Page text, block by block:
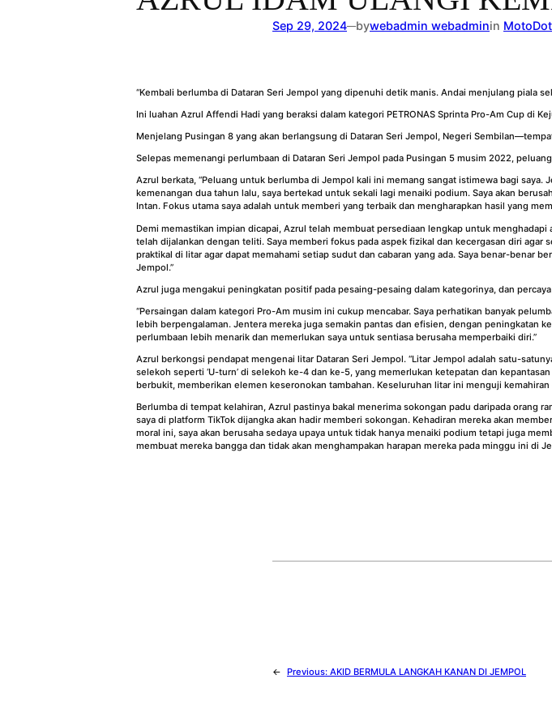
Sep 29, 2024—bywebadmin webadminin
“Kembali berlumba di Dataran Seri Jempol yang dipenuhi detik manis. Andai menjulang piala
Ini luahan Azrul Affendi Hadi yang beraksi dalam kategori PETRONAS Sprinta Pro-Am Cup di
Menjelang Pusingan 8 yang akan berlangsung di Dataran Seri Jempol, Negeri
Selepas memenangi perlumbaan di Dataran Seri Jempol pada Pusingan 5 musim 2022,
Azrul berkata, “Peluang untuk berlumba di Jempol kali ini memang sangat istimewa bagi
kemenangan dua tahun lalu, saya bertekad untuk sekali lagi menaiki podium. Saya akan
Intan. Fokus utama saya adalah untuk memberi yang terbaik dan mengharapkan hasil yang
Demi memastikan impian dicapai, Azrul telah membuat persediaan lengkap untuk
telah dijalankan dengan teliti. Saya memberi fokus pada aspek fizikal dan kecergasan diri
praktikal di litar agar dapat memahami setiap sudut dan cabaran yang ada. Saya benar-benar
Jempol.”
Azrul juga mengakui peningkatan positif pada pesaing-pesaing dalam kategorinya, dan
“Persaingan dalam kategori Pro-Am musim ini cukup mencabar. Saya perhatikan banyak
lebih berpengalaman. Jentera mereka juga semakin pantas dan efisien, dengan peningkatan
perlumbaan lebih menarik dan memerlukan saya untuk sentiasa berusaha memperbaiki diri.”
Azrul berkongsi pendapat mengenai litar Dataran Seri Jempol. “Litar Jempol adalah satu-
selekoh seperti ‘U-turn’ di selekoh ke-4 dan ke-5, yang memerlukan ketepatan dan
berbukit, memberikan elemen keseronokan tambahan. Keseluruhan litar ini menguji
Berlumba di tempat kelahiran, Azrul pastinya bakal menerima sokongan padu daripada orang
saya di platform TikTok dijangka akan hadir memberi sokongan. Kehadiran mereka akan
moral ini, saya akan berusaha sedaya upaya untuk tidak hanya menaiki podium tetapi juga
membuat mereka bangga dan tidak akan menghampakan harapan mereka pada minggu ini di
← Previous: AKID BERMULA LANGKAH KANAN DI JEMPOL